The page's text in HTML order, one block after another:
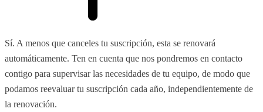
Sí. A menos que canceles tu suscripción, esta se renovará
automáticamente. Ten en cuenta que nos pondremos en contacto
contigo para supervisar las necesidades de tu equipo, de modo que
podamos reevaluar tu suscripción cada año, independientemente de
la renovación.